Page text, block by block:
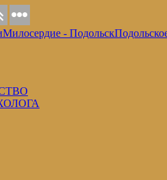
Милосердие - Подольск